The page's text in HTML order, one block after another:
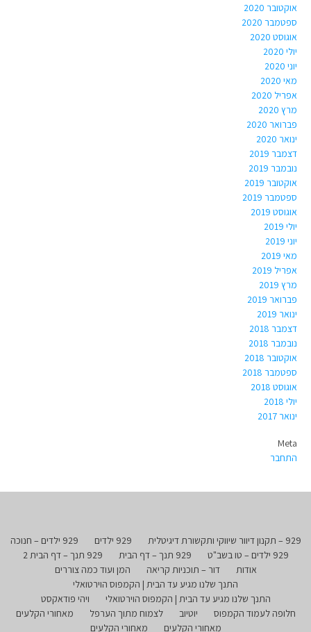
אוקטובר 2020
ספטמבר 2020
אוגוסט 2020
יולי 2020
יוני 2020
מאי 2020
אפריל 2020
מרץ 2020
פברואר 2020
ינואר 2020
דצמבר 2019
נובמבר 2019
אוקטובר 2019
ספטמבר 2019
אוגוסט 2019
יולי 2019
יוני 2019
מאי 2019
אפריל 2019
מרץ 2019
פברואר 2019
ינואר 2019
דצמבר 2018
נובמבר 2018
אוקטובר 2018
ספטמבר 2018
אוגוסט 2018
יולי 2018
ינואר 2017
Meta
התחבר
929 – תקנון דיוור שיווקי ותקשורת דיגיטלית 929 ילדים
929 ילדים – חנוכה
929 ילדים – טו בשב"ט
929 תנך – דף הבית
929 תנך – דף הבית 2
אודות
דור – תוכניות קריאה
המן ועוד כמה צוררים
התנך שלנו מגיע עד הבית | הקמפוס הוירטואלי
התנך שלנו מגיע עד הבית | הקמפוס הוירטואלי
ויהי פודאקסט
חלופה לעמוד הקמפוס
יוטיוב לצמוח מתוך הערפל
מאחורי הקלעים
מאחורי הקלעים
מאחורי הקלעים